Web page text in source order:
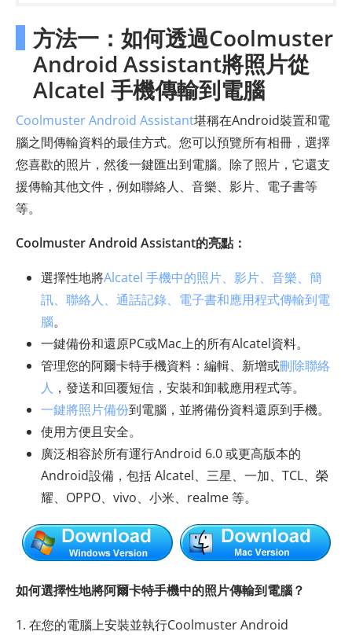
方法一：如何透過Coolmuster
Android Assistant將照片從
Alcatel 手機傳輸到電腦
Coolmuster Android Assistant堪稱在Android裝置和電
腦之間傳輸資料的最佳方式。您可以預覽所有相冊，選擇
您喜歡的照片，然後一鍵匯出到電腦。除了照片，它還支
援傳輸其他文件，例如聯絡人、音樂、影片、電子書等
等。
Coolmuster Android Assistant的亮點：
選擇性地將Alcatel 手機中的照片、影片、音樂、簡
訊、聯絡人、通話記錄、電子書和應用程式傳輸到電
腦。
一鍵備份和還原PC或Mac上的所有Alcatel資料。
管理您的阿爾卡特手機資料：編輯、新增或刪除聯絡
人 ，發送和回覆短信，安裝和卸載應用程式等。
一鍵將照片備份到電腦，並將備份資料還原到手機。
使用方便且安全。
廣泛相容於所有運行Android 6.0 或更高版本的
Android設備，包括 Alcatel、三星、一加、TCL、榮
耀、OPPO、vivo、小米、realme 等。
如何選擇性地將阿爾卡特手機中的照片傳輸到電腦？
1. 在您的電腦上安裝並執行Coolmuster Android